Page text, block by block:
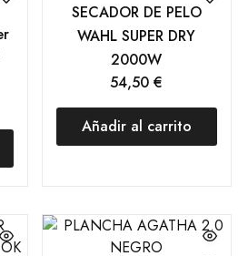
SECADOR DE PELO
WAHL SUPER DRY
2000W
54,50 €
Añadir al carrito